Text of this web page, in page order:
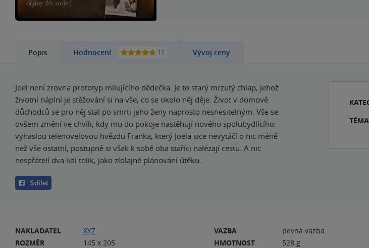
Popis Hodnocení 11 Vývoj ceny
Joel není zrovna prototyp milujícího dědečka. Je to starý mrzutý chlap, jehož
životní náplní je stěžování si na vše, co se okolo něj děje. Život v domově
důchodců se pro něj stal po smrti jeho ženy naprosto nesnesitelným. Vše se
ovšem změní ve chvíli, kdy mu do pokoje nastěhují nového spolubydlícího:
vyhaslou telenovelovou hvězdu Franka, který Joela sice nevytáčí o nic méně
než vše ostatní, postupně si však k sobě oba staříci nalézají cestu. A nic
nespřátelí dva lidi tolik, jako zlolajné plánování útěku...
Sdílet
NAKLADATEL
XYZ
ROZMĚR
145 x 205
VAZBA
pevná vazba
HMOTNOST
528 g